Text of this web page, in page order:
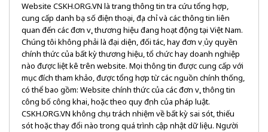
Website CSKH.ORG.VN là trang thông tin tra cứu tổng hợp,
cung cấp danh bạ số điện thoại, địa chỉ và các thông tin liên
quan đến các đơn vị, thương hiệu đang hoạt động tại Việt Nam.
Chúng tôi không phải là đại diện, đối tác, hay đơn vị ủy quyền
chính thức của bất kỳ thương hiệu, tổ chức hay doanh nghiệp
nào được liệt kê trên website. Mọi thông tin được cung cấp với
mục đích tham khảo, được tổng hợp từ các nguồn chính thống,
có thể bao gồm: Website chính thức của các đơn vị, thông tin
công bố công khai, hoặc theo quy định của pháp luật.
CSKH.ORG.VN không chịu trách nhiệm về bất kỳ sai sót, thiếu
sót hoặc thay đổi nào trong quá trình cập nhật dữ liệu. Người